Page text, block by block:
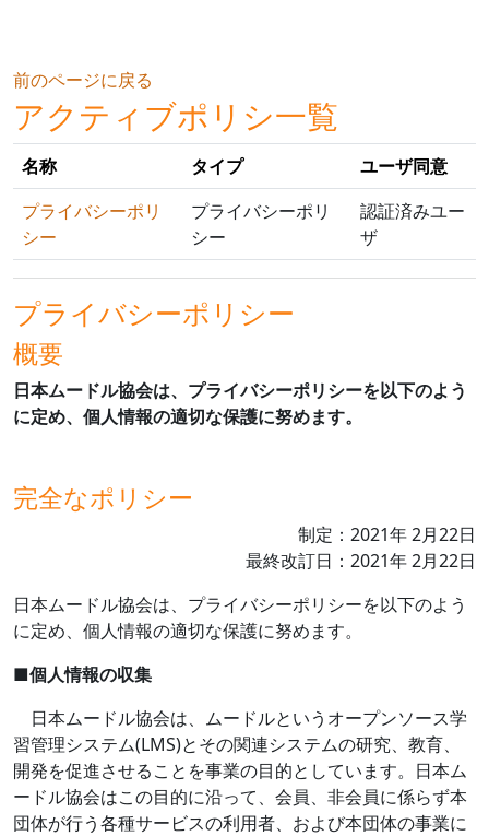
前のページに戻る
アクティブポリシ一覧
名称 タイプ
ユーザ同意
プライバシーポリ
シー
プライバシーポリ
シー
認証済みユー
ザ
プライバシーポリシー
概要
日本ムードル協会は、プライバシーポリシーを以下のよう
に定め、個人情報の適切な保護に努めます。
完全なポリシー
制定： 2021年2月22日
最終改訂日： 2021年2月22日
日本ムードル協会は、プライバシーポリシーを以下のよう
に定め、個人情報の適切な保護に努めます。
■個人情報の収集
日本ムードル協会は、ムードルというオープンソース学
習管理システム(LMS)とその関連システムの研究、教育、
開発を促進させることを事業の目的としています。日本ム
ードル協会はこの目的に沿って、会員、非会員に係らず本
団体が行う各種サービスの利用者、および本団体の事業に